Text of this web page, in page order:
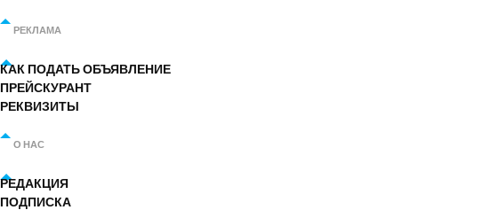
РЕКЛАМА
КАК ПОДАТЬ ОБЪЯВЛЕНИЕ
ПРЕЙСКУРАНТ
РЕКВИЗИТЫ
О НАС
РЕДАКЦИЯ
ПОДПИСКА